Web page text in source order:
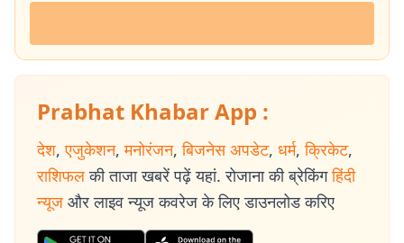
Prabhat Khabar App :
देश, एजुकेशन, मनोरंजन, बिजनेस अपडेट, धर्म, क्रिकेट,
राशिफल की ताजा खबरें पढ़ें यहां. रोजाना की ब्रेकिंग हिंदी
न्यूज और लाइव न्यूज कवरेज के लिए डाउनलोड करिए